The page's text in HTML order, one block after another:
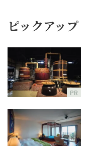
ピックアップ
PR